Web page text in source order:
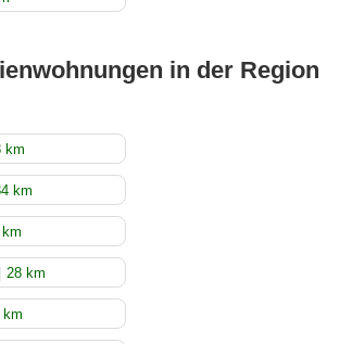
in der Region
km
km
28 km
km